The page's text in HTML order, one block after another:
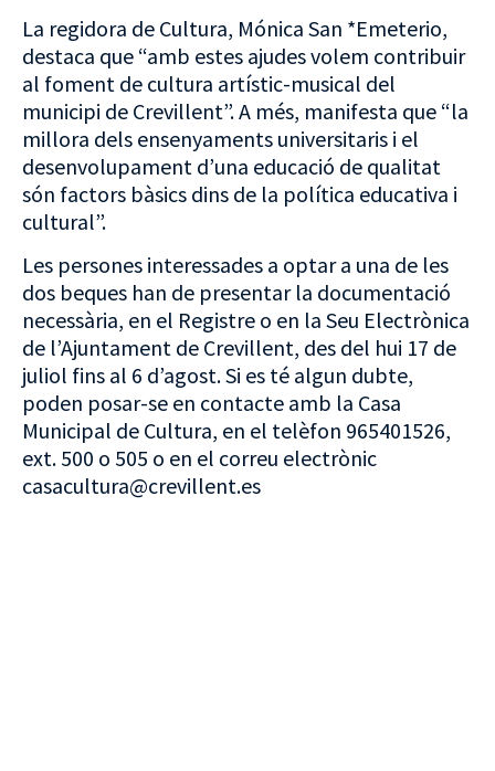
La regidora de Cultura, Mónica San *Emeterio,
destaca que “amb estes ajudes volem contribuir
al foment de cultura artístic-musical del
municipi de Crevillent”. A més, manifesta que “la
millora dels ensenyaments universitaris i el
desenvolupament d’una educació de qualitat
són factors bàsics dins de la política educativa i
cultural”.
Les persones interessades a optar a una de les
dos beques han de presentar la documentació
necessària, en el Registre o en la Seu Electrònica
de l’Ajuntament de Crevillent, des del hui 17 de
juliol fins al 6 d’agost. Si es té algun dubte,
poden posar-se en contacte amb la Casa
Municipal de Cultura, en el telèfon 965401526,
ext. 500 o 505 o en el correu electrònic
casacultura@crevillent.es